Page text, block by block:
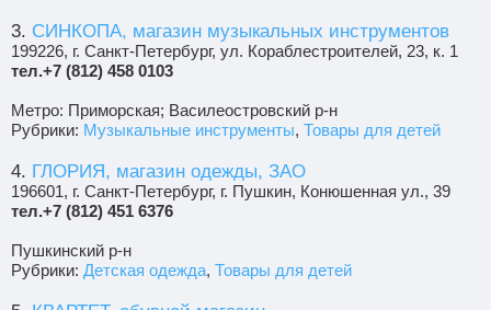
3. СИНКОПА, магазин музыкальных инструментов
199226, г. Санкт-Петербург, ул. Кораблестроителей, 23, к. 1
тел.+7 (812) 458 0103
Метро: Приморская; Василеостровский р-н
Рубрики: Музыкальные инструменты, Товары для детей
4. ГЛОРИЯ, магазин одежды, ЗАО
196601, г. Санкт-Петербург, г. Пушкин, Конюшенная ул., 39
тел.+7 (812) 451 6376
Пушкинский р-н
Рубрики: Детская одежда, Товары для детей